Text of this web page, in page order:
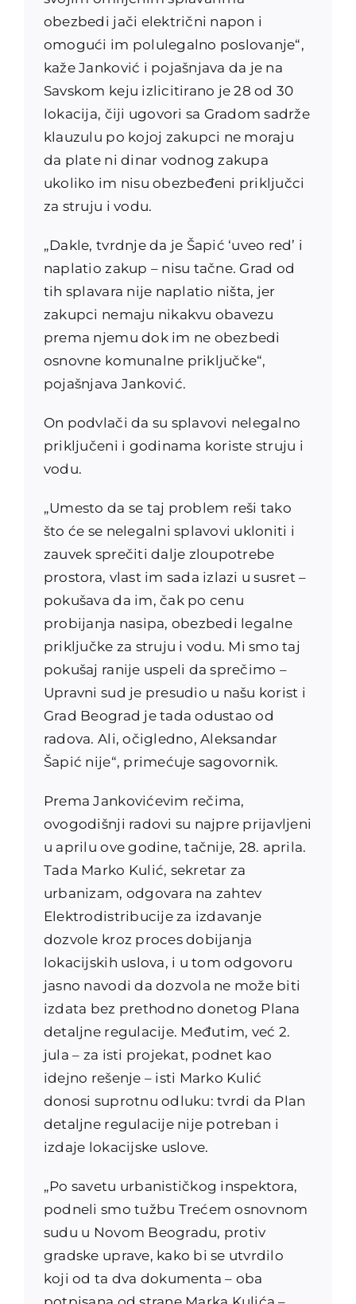
obezbedi jači električni napon i
omogući im polulegalno poslovanje“,
kaže Janković i pojašnjava da je na
Savskom keju izlicitirano je 28 od 30
lokacija, čiji ugovori sa Gradom sadrže
klauzulu po kojoj zakupci ne moraju
da plate ni dinar vodnog zakupa
ukoliko im nisu obezbeđeni priključci
za struju i vodu.
„Dakle, tvrdnje da je Šapić ‘uveo red’ i
naplatio zakup – nisu tačne. Grad od
tih splavara nije naplatio ništa, jer
zakupci nemaju nikakvu obavezu
prema njemu dok im ne obezbedi
osnovne komunalne priključke“,
pojašnjava Janković.
On podvlači da su splavovi nelegalno
priključeni i godinama koriste struju i
vodu.
„Umesto da se taj problem reši tako
što će se nelegalni splavovi ukloniti i
zauvek sprečiti dalje zloupotrebe
prostora, vlast im sada izlazi u susret –
pokušava da im, čak po cenu
probijanja nasipa, obezbedi legalne
priključke za struju i vodu. Mi smo taj
pokušaj ranije uspeli da sprečimo –
Upravni sud je presudio u našu korist i
Grad Beograd je tada odustao od
radova. Ali, očigledno, Aleksandar
Šapić nije“, primećuje sagovornik.
Prema Jankovićevim rečima,
ovogodišnji radovi su najpre prijavljeni
u aprilu ove godine, tačnije, 28. aprila.
Tada Marko Kulić, sekretar za
urbanizam, odgovara na zahtev
Elektrodistribucije za izdavanje
dozvole kroz proces dobijanja
lokacijskih uslova, i u tom odgovoru
jasno navodi da dozvola ne može biti
izdata bez prethodno donetog Plana
detaljne regulacije. Međutim, već 2.
jula – za isti projekat, podnet kao
idejno rešenje – isti Marko Kulić
donosi suprotnu odluku: tvrdi da Plan
detaljne regulacije nije potreban i
izdaje lokacijske uslove.
„Po savetu urbanističkog inspektora,
podneli smo tužbu Trećem osnovnom
sudu u Novom Beogradu, protiv
gradske uprave, kako bi se utvrdilo
koji od ta dva dokumenta – oba